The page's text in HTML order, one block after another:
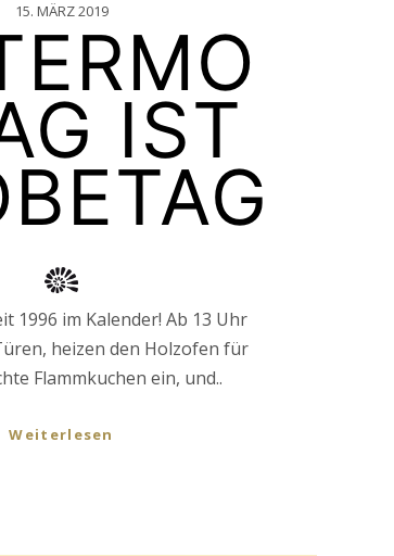
15. MÄRZ 2019
IST
1996 im Kalender! Ab 13 Uhr
heizen den Holzofen für
Flammkuchen ein, und..
Weiterlesen